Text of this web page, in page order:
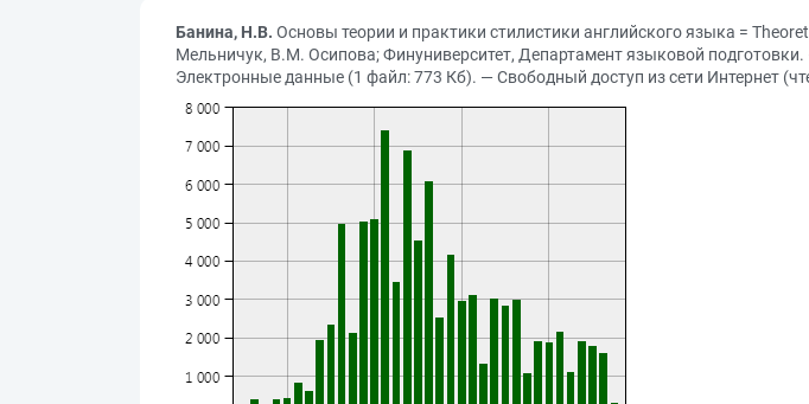
Банина, Н.В. Основы теории и практики стилистики английского языка =
Мельничук, В.М. Осипова; Финуниверситет, Департамент языковой
Электронные данные (1 файл: 773 Кб). — Свободный доступ из сети Интернет